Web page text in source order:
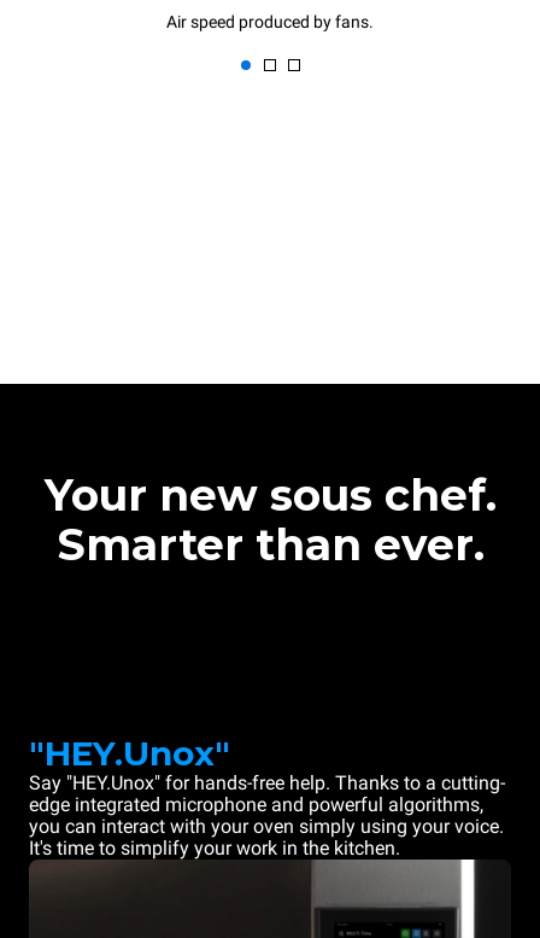
Air speed produced by fans.
Your new sous chef.
Smarter than ever.
"HEY.Unox"
Say "HEY.Unox" for hands-free help. Thanks to a cutting-
edge integrated microphone and powerful algorithms,
you can interact with your oven simply using your voice.
It's time to simplify your work in the kitchen.